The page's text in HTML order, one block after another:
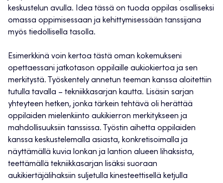
keskustelun avulla. Idea tässä on tuoda oppilas osalliseksi
omassa oppimisessaan ja kehittymisessään tanssijana
myös tiedollisella tasolla.
Esimerkkinä voin kertoa tästä oman kokemukseni
opettaessani jatkotason oppilaille aukiokiertoa ja sen
merkitystä. Työskentely annetun teeman kanssa aloitettiin
tutulla tavalla – tekniikkasarjan kautta. Lisäsin sarjan
yhteyteen hetken, jonka tärkein tehtävä oli herättää
oppilaiden mielenkiinto aukikierron merkitykseen ja
mahdollisuuksiin tanssissa. Työstin aihetta oppilaiden
kanssa keskustelemalla asiasta, konkretisoimalla ja
näyttämällä kuvia lonkan ja lantion alueen lihaksista,
teettämällä tekniikkasarjan lisäksi suoraan
aukikiertäjälihaksiin suljetulla kinesteettisellä ketjulla